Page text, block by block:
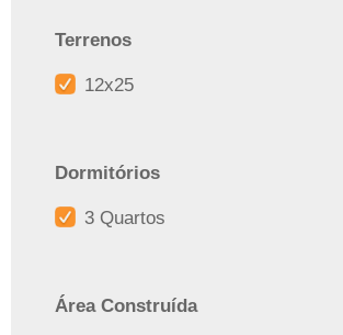
Terrenos
12x25
Dormitórios
3 Quartos
Área Construída